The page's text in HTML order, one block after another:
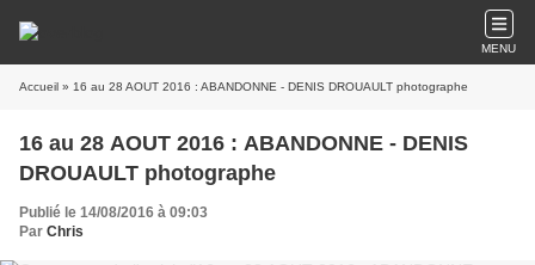
MENU
Accueil » 16 au 28 AOUT 2016 : ABANDONNE - DENIS DROUAULT photographe
16 au 28 AOUT 2016 : ABANDONNE - DENIS
DROUAULT photographe
Publié le 14/08/2016 à 09:03
Par Chris